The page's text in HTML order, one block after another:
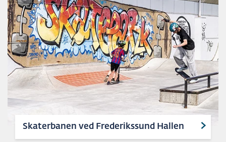
Skaterbanen ved Frederikssund Hallen